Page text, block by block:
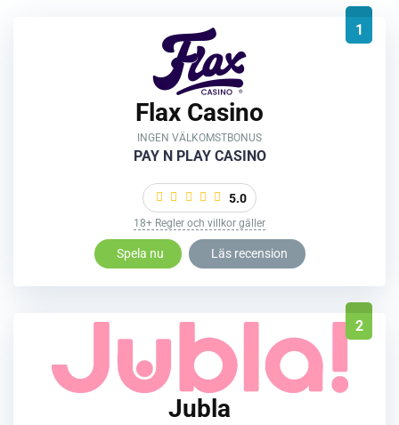
1
Flax Casino
INGEN VÄLKOMSTBONUS
PAY N PLAY CASINO
5.0
18+ Regler och villkor gäller
Spela nu Läs recension
2
Jubla